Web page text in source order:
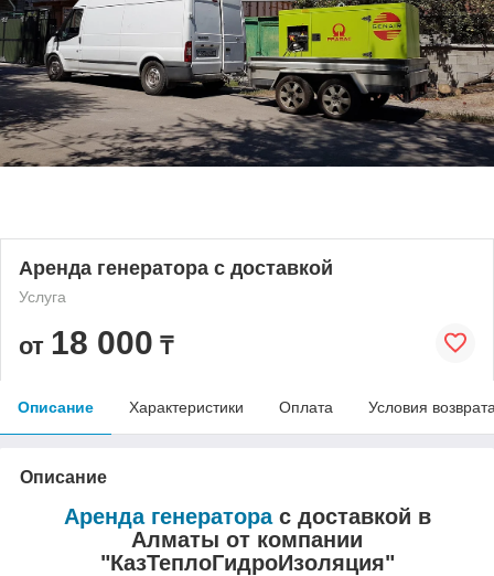
Аренда генератора с доставкой
Услуга
от 18 000 ₸
Описание Характеристики Оплата Условия
Описание
Аренда генераторас доставкой в
Алматы от компании
"КазТеплоГидроИзоляция"